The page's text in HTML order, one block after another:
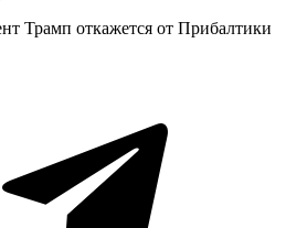
Трамп откажется от Прибалтики